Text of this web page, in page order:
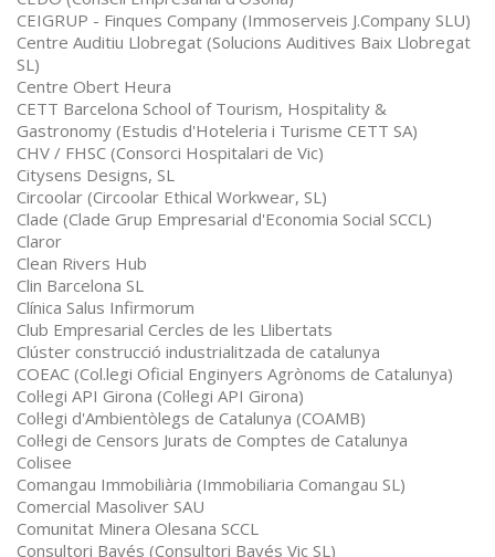
CEIGRUP - Finques Company (Immoserveis J.Company SLU)
Centre Auditiu Llobregat (Solucions Auditives Baix Llobregat
SL)
Centre Obert Heura
CETT Barcelona School of Tourism, Hospitality &
Gastronomy (Estudis d'Hoteleria i Turisme CETT SA)
CHV / FHSC (Consorci Hospitalari de Vic)
Citysens Designs, SL
Circoolar (Circoolar Ethical Workwear, SL)
Clade (Clade Grup Empresarial d'Economia Social SCCL)
Claror
Clean Rivers Hub
Clin Barcelona SL
Clínica Salus Infirmorum
Club Empresarial Cercles de les Llibertats
Clúster construcció industrialitzada de catalunya
COEAC (Col.legi Oficial Enginyers Agrònoms de Catalunya)
Col·legi API Girona (Col·legi API Girona)
Col·legi d'Ambientòlegs de Catalunya (COAMB)
Col·legi de Censors Jurats de Comptes de Catalunya
Colisee
Comangau Immobiliària (Immobiliaria Comangau SL)
Comercial Masoliver SAU
Comunitat Minera Olesana SCCL
Consultori Bayés (Consultori Bayés Vic SL)